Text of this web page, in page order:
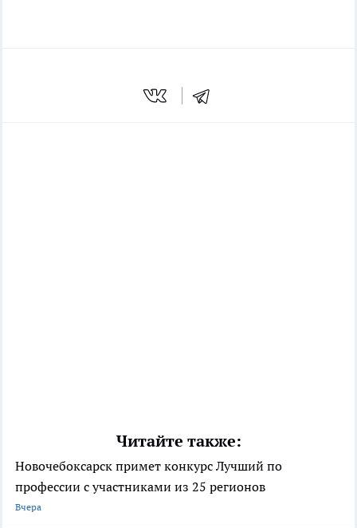
Читайте также:
Новочебоксарск примет конкурс Лучший по
профессии с участниками из 25 регионов
Вчера